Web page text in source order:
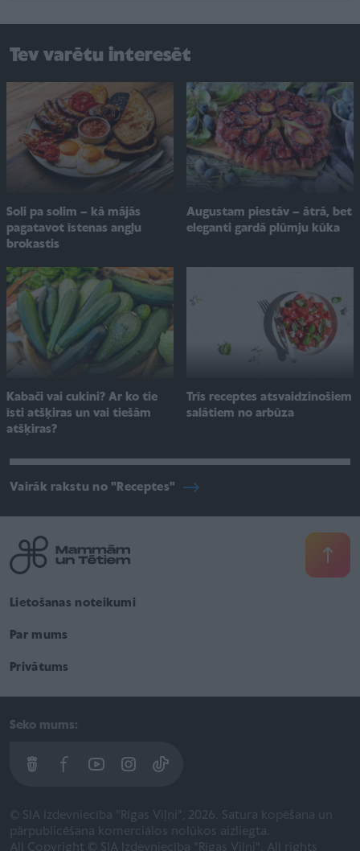
Tev varētu interesēt
Soli pa solim – kā mājās
pagatavot īstenas angļu
brokastis
Augustam piestāv – ātrā, bet
eleganti gardā plūmju kūka
Kabači vai cukini? Ar ko tie
īsti atšķiras un vai tiešām
atšķiras?
Trīs receptes atsvaidzinošiem
salātiem no arbūza
Vairāk rakstu no "Receptes"
Lietošanas noteikumi
Par mums
Privātums
Seko mums:
© SIA Izdevniecība "Rīgas Viļņi", 2026. Satura kopēšana un
pārpublicēšana komerciālos nolūkos aizliegta.
All Copyright © SIA Izdevniecība "Rīgas Viļņi". All rights